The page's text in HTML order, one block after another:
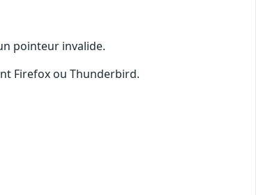
pointeur invalide.
Firefox ou Thunderbird.